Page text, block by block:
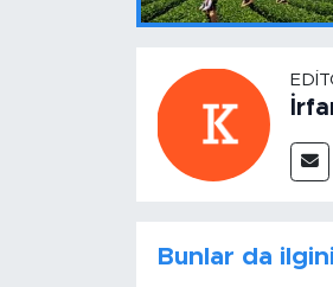
Bunlar da